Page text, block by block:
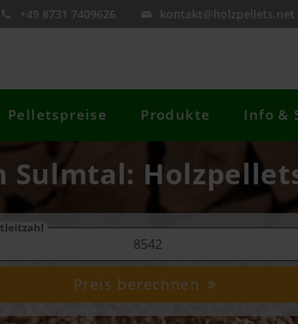
+49 8731 7409626 kontakt@holzpellets.net
Pelletspreise Produkte Info &
Sulmtal:
Preis berechnen